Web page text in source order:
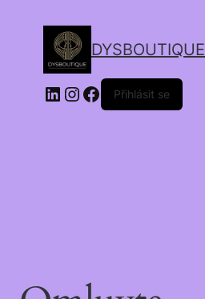
DYSBOUTIQUE
Přihlásit se